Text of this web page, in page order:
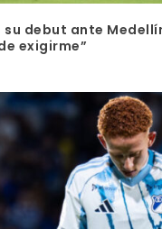
debut ante
exigirme”